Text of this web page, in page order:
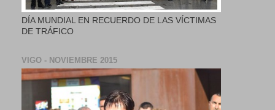
DÍA MUNDIAL EN RECUERDO DE LAS VÍCTIMAS
DE TRÁFICO
VIGO - NOVIEMBRE 2015